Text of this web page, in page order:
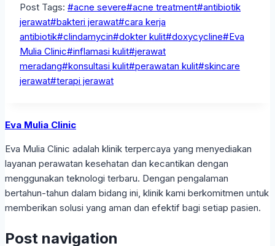
Post Tags: #acne severe#acne treatment#antibiotik
jerawat#bakteri jerawat#cara kerja
antibiotik#clindamycin#dokter kulit#doxycycline#Eva
Mulia Clinic#inflamasi kulit#jerawat
meradang#konsultasi kulit#perawatan kulit#skincare
jerawat#terapi jerawat
Eva Mulia Clinic
Eva Mulia Clinic adalah klinik terpercaya yang menyediakan
layanan perawatan kesehatan dan kecantikan dengan
menggunakan teknologi terbaru. Dengan pengalaman
bertahun-tahun dalam bidang ini, klinik kami berkomitmen untuk
memberikan solusi yang aman dan efektif bagi setiap pasien.
Post navigation